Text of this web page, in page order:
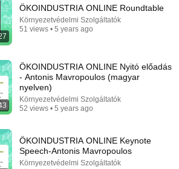
when he’s told he’s a GOOD BOY
ÖKOINDUSTRIA ONLINE Roundtable
Környezetvédelmi Szolgáltatók
51 views • 5 years ago
ÖKOINDUSTRIA ONLINE Nyitó előadás
- Antonis Mavropoulos (magyar
nyelven)
Környezetvédelmi Szolgáltatók
52 views • 5 years ago
ÖKOINDUSTRIA ONLINE Keynote
Speech-Antonis Mavropoulos
Környezetvédelmi Szolgáltatók